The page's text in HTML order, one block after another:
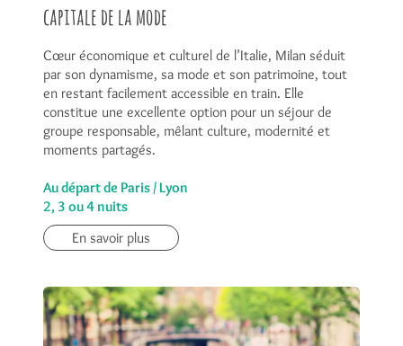
capitale de la mode
Cœur économique et culturel de l’Italie, Milan séduit
par son dynamisme, sa mode et son patrimoine, tout
en restant facilement accessible en train. Elle
constitue une excellente option pour un séjour de
groupe responsable, mêlant culture, modernité et
moments partagés.
Au départ de Paris / Lyon
2, 3 ou 4 nuits
En savoir plus